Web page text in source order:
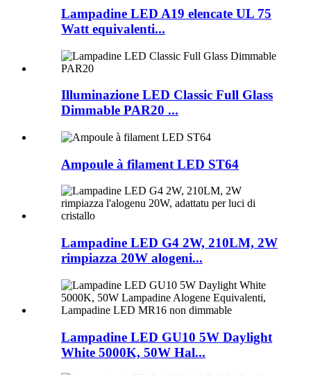
Lampadine LED A19 elencate UL 75
Watt equivalenti...
Illuminazione LED Classic Full Glass
Dimmable PAR20 ...
Ampoule à filament LED ST64
Lampadine LED G4 2W, 210LM, 2W
rimpiazza 20W alogeni...
Lampadine LED GU10 5W Daylight
White 5000K, 50W Hal...